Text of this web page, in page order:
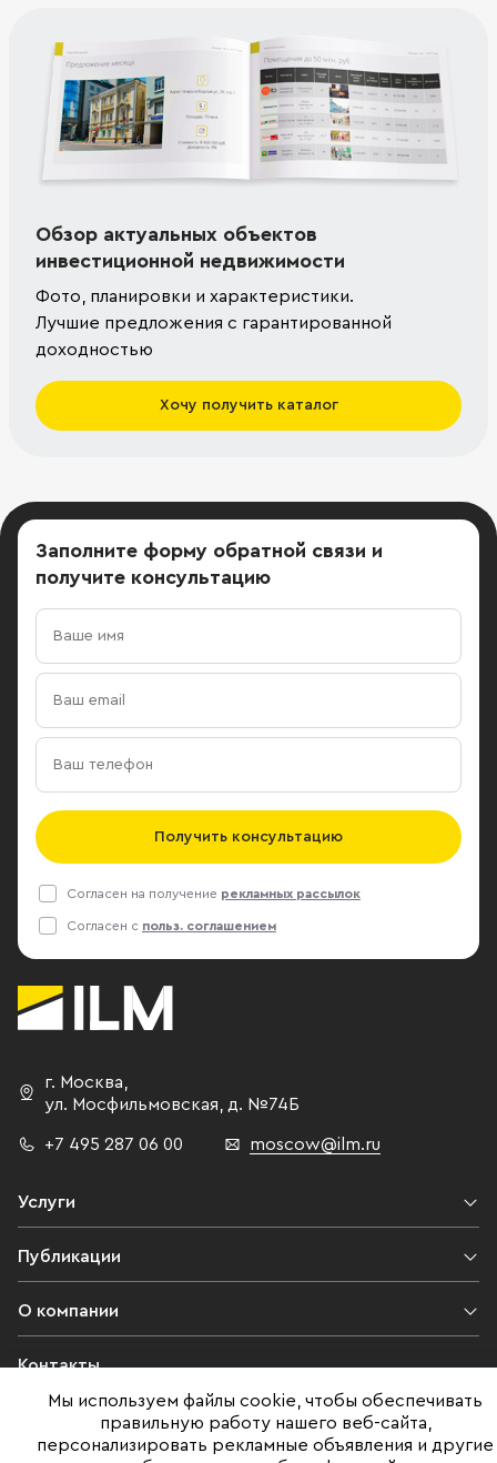
Обзор актуальных объектов
инвестиционной недвижимости
Фото, планировки и характеристики.
Лучшие предложения с гарантированной
доходностью
Хочу получить каталог
Заполните форму обратной связи и
получите консультацию
Получить консультацию
Согласен на получение рекламных рассылок
Согласен с польз. соглашением
г. Москва,
ул. Мосфильмовская, д. №74Б
+7 495 287 06 00 moscow@ilm.ru
Услуги
Публикации
О компании
Контакты
Юридическая информация
Мы используем файлы cookie, чтобы обеспечивать
правильную работу нашего веб-сайта,
персонализировать рекламные объявления и другие